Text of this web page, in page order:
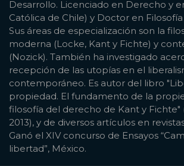
Desarrollo. Licenciado en Derecho y
Católica de Chile) y Doctor en Filosofía
Sus áreas de especialización son la
moderna (Locke, Kant y Fichte) y
(Nozick). También ha investigado
recepción de las utopías en el
contemporáneo. Es autor del libro
propiedad. El fundamento de la
filosofía del derecho de Kant y Fichte"
2013), y de diversos artículos en
Ganó el XIV concurso de Ensayos
libertad”, México.